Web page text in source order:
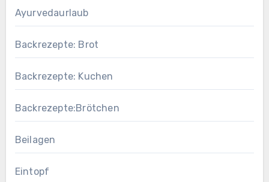
Ayurvedaurlaub
Backrezepte: Brot
Backrezepte: Kuchen
Backrezepte:Brötchen
Beilagen
Eintopf